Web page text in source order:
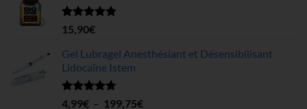
Note4.78
sur 5
15,90€
Gel Lubragel Anesthésiant et Désensibilisant
Lidocaïne Istem
Note4.70
4,99€ – 199,75€Plage